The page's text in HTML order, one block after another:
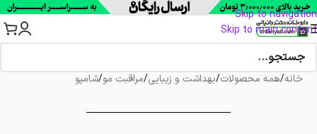
Skip to navigation
Skip to main content
خانه/همه محصولات/بهداشت و زیبایی/مراقبت مو/شامپو